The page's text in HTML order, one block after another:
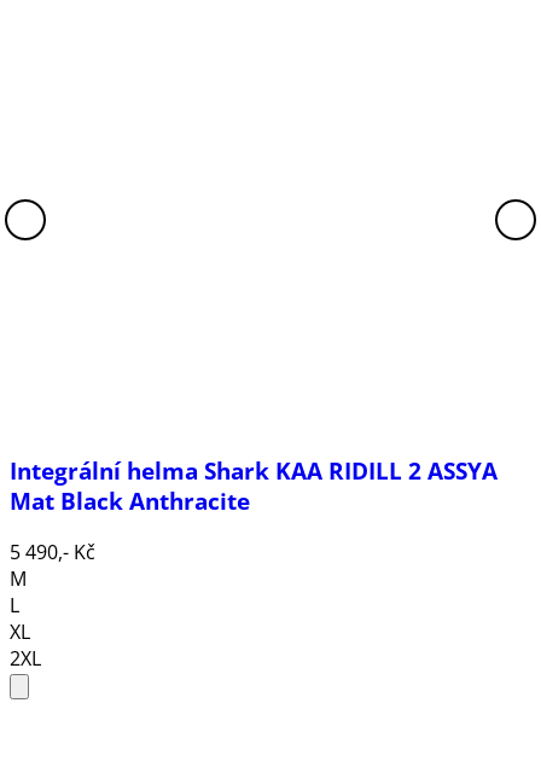
Integrální helma Shark KAA RIDILL 2 ASSYA
Mat Black Anthracite
5 490,- Kč
M
L
XL
2XL